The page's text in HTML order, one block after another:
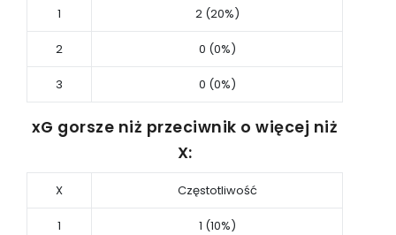
1 2 (20%)
2 0 (0%)
3 0 (0%)
xG gorsze niż przeciwnik o więcej niż
X:
X Częstotliwość
1 1 (10%)